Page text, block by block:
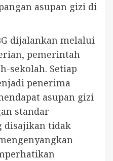
asupan gizi di
dijalankan melalui
pemerintah
sekolah. Setiap
penerima
asupan gizi
standar
disajikan tidak